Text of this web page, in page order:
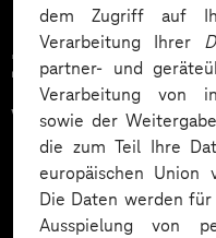
dem Zugriff auf
Verarbeitung Ihrer
partner- und
Verarbeitung von
sowie der
die zum Teil Ihre
europäischen Union
Die Daten werden
Ausspielung von
Zahlreiche
vertrauen
Expertise.